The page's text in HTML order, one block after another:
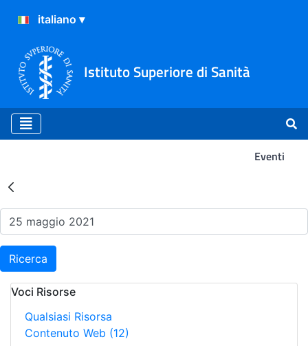
Istituto Superiore di Sanità
Eventi
Risultati della Ricerca -
Ricerca
Voci Risorse
Qualsiasi Risorsa
Contenuto Web (12)